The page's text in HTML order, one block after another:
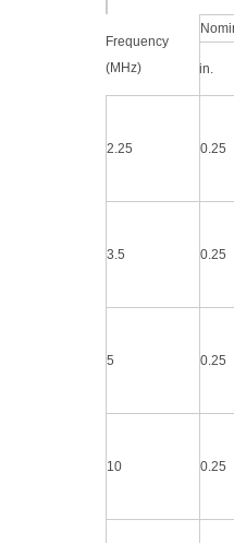
Frequency
(MHz)
in.
2.25 0.25
3.5 0.25
5 0.25
10 0.25